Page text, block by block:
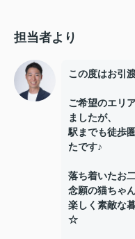
担当者より
この度はお引
ご希望のエリ
ましたが、
駅までも徒歩
たです♪
落ち着いたお
念願の猫ちゃ
楽しく素敵な
☆